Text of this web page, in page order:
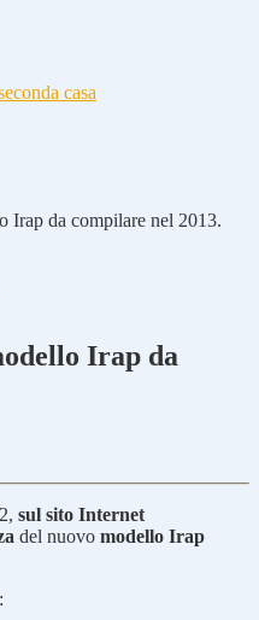
casa
Irap da compilare nel 2013.
Irap da
sul sito Internet
del nuovo modello Irap